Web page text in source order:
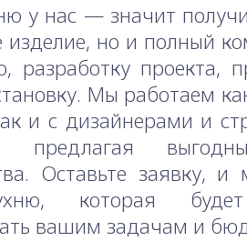
у нас — значит
изделие, но и полный
разработку проекта,
Мы работаем
и с дизайнерами и
предлагая
Оставьте заявку,
которая
вашим задачам и